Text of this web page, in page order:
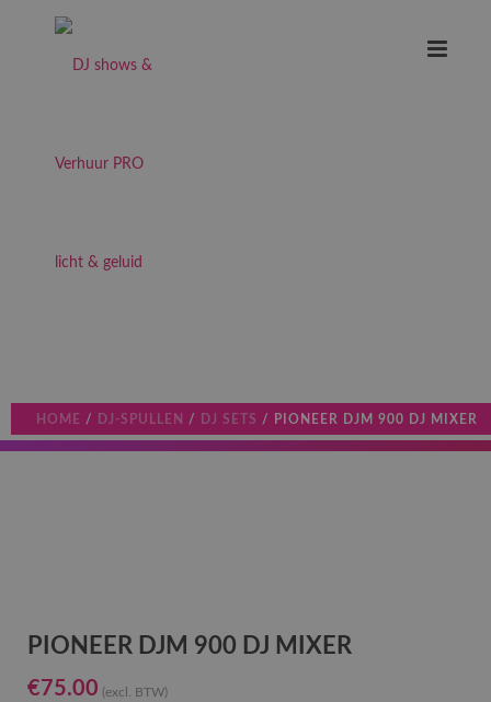
HOME / DJ-SPULLEN / DJ SETS / PIONEER DJM 900 DJ MIXER
PIONEER DJM 900 DJ MIXER
€75.00 (excl. BTW)